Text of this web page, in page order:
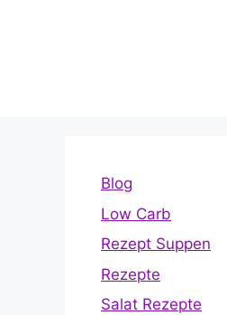
Blog
Low Carb
Rezept Suppen
Rezepte
Salat Rezepte